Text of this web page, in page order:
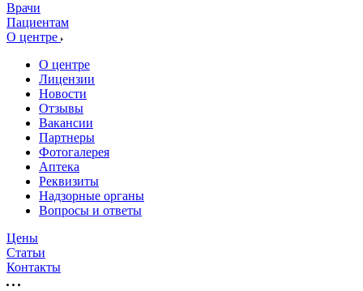
Врачи
Пациентам
О центре
О центре
Лицензии
Новости
Отзывы
Вакансии
Партнеры
Фотогалерея
Аптека
Реквизиты
Надзорные органы
Вопросы и ответы
Цены
Статьи
Контакты